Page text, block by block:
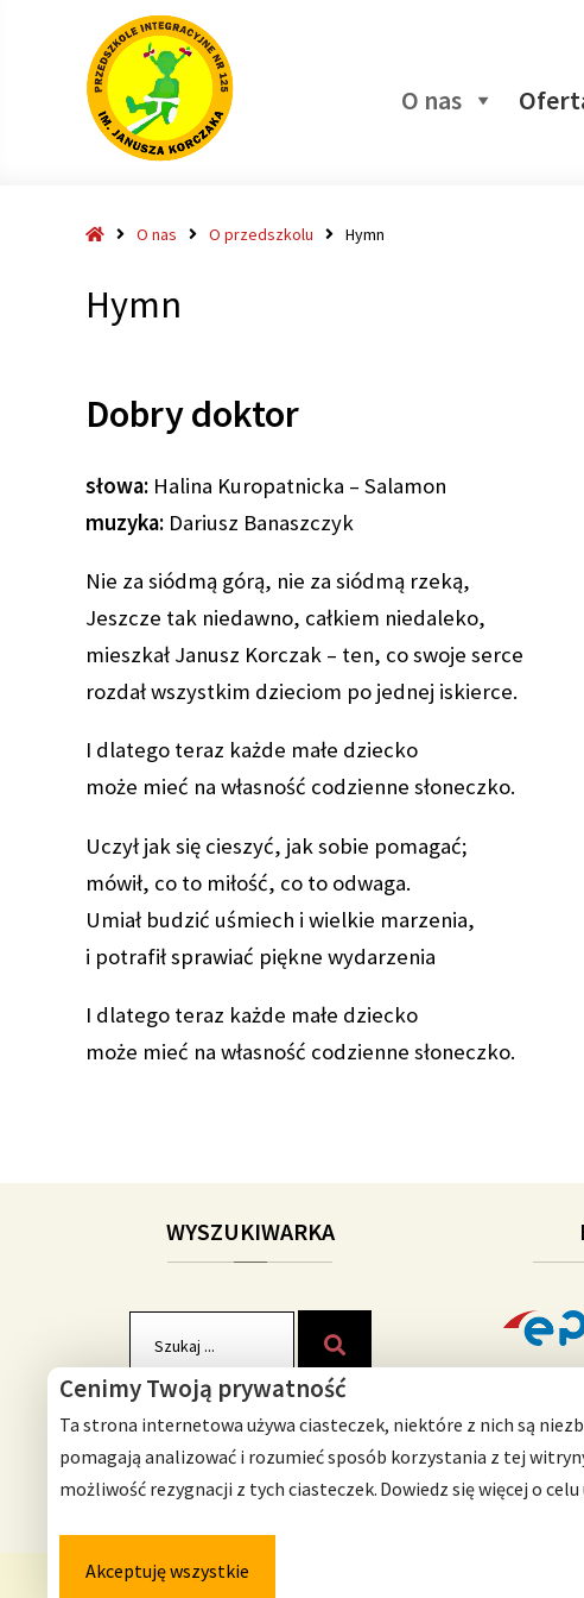
O nas
StronaO nas O przedszkolu Hymn
Hymn
Dobry doktor
słowa: Halina Kuropatnicka – Salamon
muzyka: Dariusz Banaszczyk
Nie za siódmą górą, nie za siódmą rzeką,
Jeszcze tak niedawno, całkiem niedaleko,
mieszkał Janusz Korczak – ten, co swoje serce
rozdał wszystkim dzieciom po jednej iskierce.
I dlatego teraz każde małe dziecko
może mieć na własność codzienne słoneczko.
Uczył jak się cieszyć, jak sobie pomagać;
mówił, co to miłość, co to odwaga.
Umiał budzić uśmiech i wielkie marzenia,
i potrafił sprawiać piękne wydarzenia
I dlatego teraz każde małe dziecko
może mieć na własność codzienne słoneczko.
WYSZUKIWARKA
Szukaj
Cenimy Twoją prywatność
Ta strona internetowa używa ciasteczek, niektóre z nich są
pomagają analizować i rozumieć sposób korzystania z tej
możliwość rezygnacji z tych ciasteczek. Dowiedz się więcej o celu
Akceptuję wszystkie